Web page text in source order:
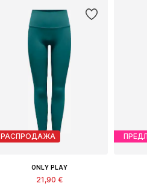
РАСПРОДАЖА
ONLY PLAY
21,90 €